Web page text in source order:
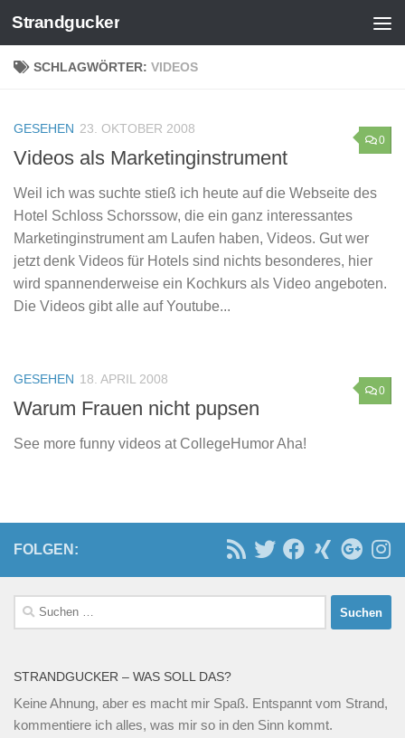
Zum Inhalt springen
Strandgucker
SCHLAGWÖRTER: VIDEOS
0
GESEHEN 23. OKTOBER 2008
Videos als Marketinginstrument
Weil ich was suchte stieß ich heute auf die Webseite des
Hotel Schloss Schorssow, die ein ganz interessantes
Marketinginstrument am Laufen haben, Videos. Gut wer
jetzt denk Videos für Hotels sind nichts besonderes, hier
wird spannenderweise ein Kochkurs als Video angeboten.
Die Videos gibt alle auf Youtube...
0
GESEHEN 18. APRIL 2008
Warum Frauen nicht pupsen
See more funny videos at CollegeHumor Aha!
FOLGEN:
Suchen
nach:
STRANDGUCKER – WAS SOLL DAS?
Keine Ahnung, aber es macht mir Spaß. Entspannt vom Strand,
kommentiere ich alles, was mir so in den Sinn kommt.